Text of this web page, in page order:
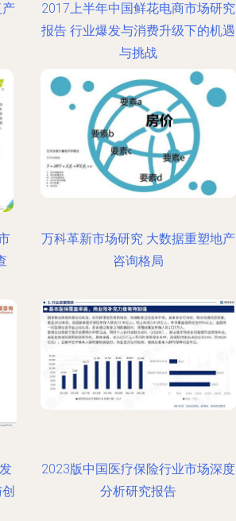
2017上半年中国鲜花电商市场研究
报告 行业爆发与消费升级下的机遇
与挑战
万科革新市场研究 大数据重塑地产
咨询格局
2023版中国医疗保险行业市场深度
分析研究报告